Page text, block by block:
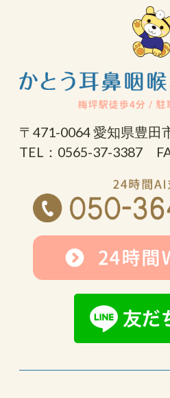
〒471-0064 愛知県豊田
TEL：0565-37-3387